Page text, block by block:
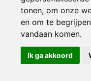
tonen, om onze
en om te
vandaan komen.
Ik ga akkoord
© 2000-2026 UFE
Partners:Autowereld.com